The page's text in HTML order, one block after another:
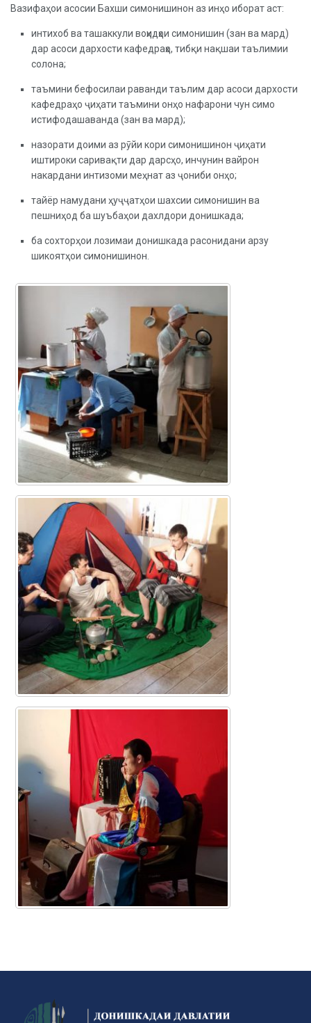
Вазифаҳои асосии Бахши симонишинон аз инҳо иборат аст:
интихоб ва ташаккули воҳидҳои симонишин (зан ва мард)
дар асоси дархости кафедраҳо, тибқи нақшаи таълимии
солона;
таъмини бефосилаи раванди таълим дар асоси дархости
кафедраҳо ҷиҳати таъмини онҳо нафарони чун симо
истифодашаванда (зан ва мард);
назорати доими аз рӯйи кори симонишинон ҷиҳати
иштироки саривақти дар дарсҳо, инчунин вайрон
накардани интизоми меҳнат аз ҷониби онҳо;
тайёр намудани ҳуҷҷатҳои шахсии симонишин ва
пешниҳод ба шуъбаҳои дахлдори донишкада;
ба сохторҳои лозимаи донишкада расонидани арзу
шикоятҳои симонишинон.